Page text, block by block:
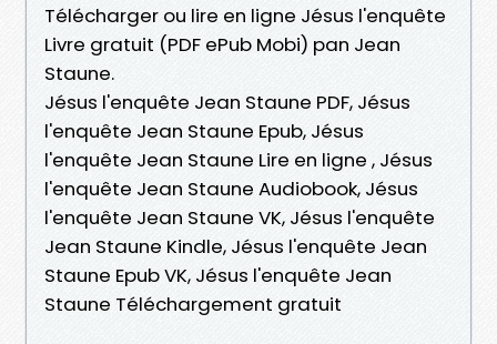
Télécharger ou lire en ligne Jésus l'enquête
Livre gratuit (PDF ePub Mobi) pan Jean
Staune.
Jésus l'enquête Jean Staune PDF, Jésus
l'enquête Jean Staune Epub, Jésus
l'enquête Jean Staune Lire en ligne , Jésus
l'enquête Jean Staune Audiobook, Jésus
l'enquête Jean Staune VK, Jésus l'enquête
Jean Staune Kindle, Jésus l'enquête Jean
Staune Epub VK, Jésus l'enquête Jean
Staune Téléchargement gratuit